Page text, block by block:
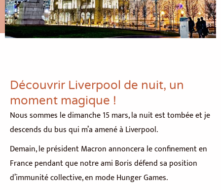
Découvrir Liverpool de nuit, un
moment magique !
Nous sommes le dimanche 15 mars, la nuit est tombée et je
descends du bus qui m’a amené à Liverpool.
Demain, le président Macron annoncera le confinement en
France pendant que notre ami Boris défend sa position
d’immunité collective, en mode Hunger Games.